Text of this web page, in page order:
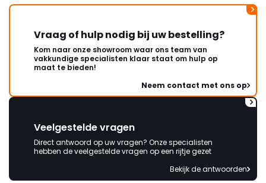
Vraag of hulp nodig bij uw bestelling?
Kom naar onze showroom waar ons team van
vakkundige specialisten klaar staat om hulp op
maat te bieden!
Neem contact met ons op
Veelgestelde vragen
Direct antwoord op uw vragen? Onze specialisten
hebben de veelgestelde vragen op een rijtje gezet
Bekijk de antwoorden